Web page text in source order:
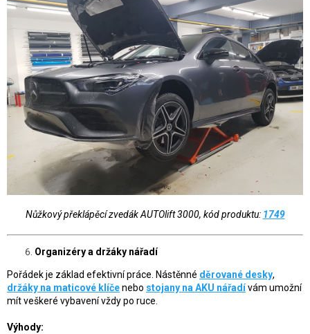
Nůžkový překlápěcí zvedák AUTOlift 3000, kód produktu: 1749
Organizéry a držáky nářadí
Pořádek je základ efektivní práce. Nástěnné děrované desky,
držáky na maticové klíčenebo stojany na AKU nářadívám umožní
mít veškeré vybavení vždy po ruce.
Výhody: